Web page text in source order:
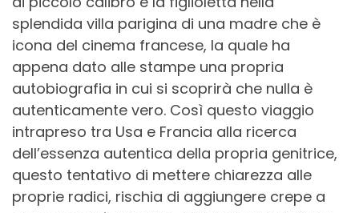
splendida villa parigina di una madre che è
icona del cinema francese, la quale ha
appena dato alle stampe una propria
autobiografia in cui si scoprirà che nulla è
autenticamente vero. Così questo viaggio
intrapreso tra Usa e Francia alla ricerca
dell’essenza autentica della propria genitrice,
questo tentativo di mettere chiarezza alle
proprie radici, rischia di aggiungere crepe a